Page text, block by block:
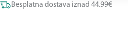
Besplatna dostava iznad 44.99€